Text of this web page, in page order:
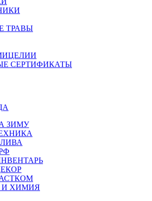
ТРАВЫ
СЕРТИФИКАТЫ
ЗИМУ
И ХИМИЯ